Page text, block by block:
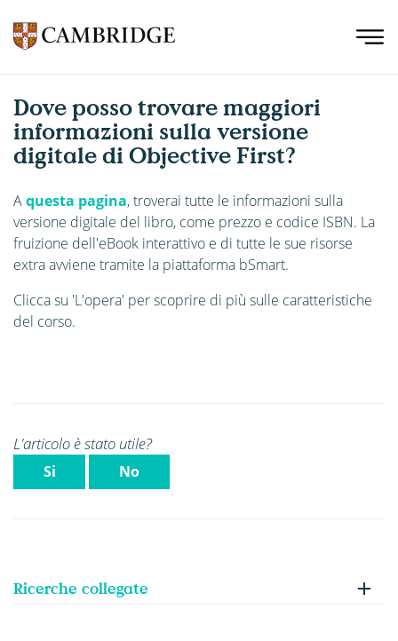
Dove posso trovare maggiori
informazioni sulla versione
digitale di Objective First?
Aquesta pagina, troverai tutte le informazioni sulla
versione digitale del libro, come prezzo e codice ISBN. La
fruizione dell'eBook interattivo e di tutte le sue risorse
extra avviene tramite la piattaforma bSmart.
Clicca su 'L'opera' per scoprire di più sulle caratteristiche
del corso.
L'articolo è stato utile?
Si No
Ricerche collegate